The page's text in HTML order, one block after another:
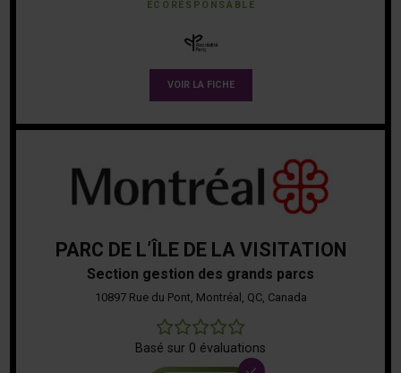
ÉCORESPONSABLE
VOIR LA FICHE
PARC DE L’ÎLE DE LA VISITATION
Section gestion des grands parcs
10897 Rue du Pont, Montréal, QC, Canada
Basé sur 0 évaluations